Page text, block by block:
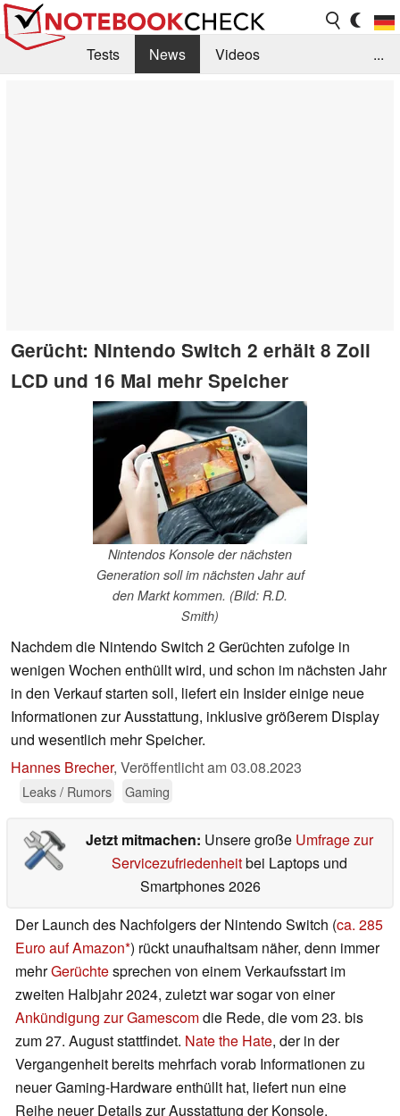
Tests News
Videos
...
Gerücht: Nintendo Switch 2 erhält 8 Zoll
LCD und 16 Mal mehr Speicher
Nintendos Konsole der nächsten
Generation soll im nächsten Jahr auf
den Markt kommen. (Bild: R.D.
Smith)
Nachdem die Nintendo Switch 2 Gerüchten zufolge in
wenigen Wochen enthüllt wird, und schon im nächsten Jahr
in den Verkauf starten soll, liefert ein Insider einige neue
Informationen zur Ausstattung, inklusive größerem Display
und wesentlich mehr Speicher.
Hannes Brecher, Veröffentlicht am03.08.2023
Leaks / Rumors Gaming
Jetzt mitmachen: Unsere große Umfrage zur
Servicezufriedenheitbei Laptops und
Smartphones 2026
Der Launch des Nachfolgers der Nintendo Switch (ca. 285
Euro auf Amazon ) rückt unaufhaltsam näher, denn immer
mehrGerüchtesprechen von einem Verkaufsstart im
zweiten Halbjahr 2024, zuletzt war sogar von einer
Ankündigung zur Gamescomdie Rede, die vom 23. bis
zum 27. August stattfindet. Nate the Hate, der in der
Vergangenheit bereits mehrfach vorab Informationen zu
neuer Gaming-Hardware enthüllt hat, liefert nun eine
Reihe neuer Details zur Ausstattung der Konsole.